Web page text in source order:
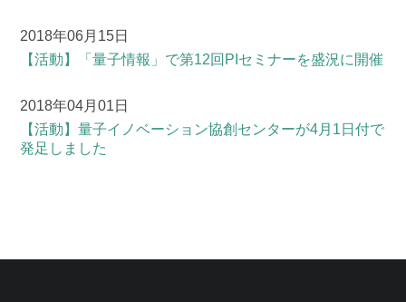
2018年06月15日
【活動】
「量子情報」で第12回PIセミナーを盛況に開催
2018年04月01日
【活動】量子イノベーション協創センターが4月1日付で
発足しました